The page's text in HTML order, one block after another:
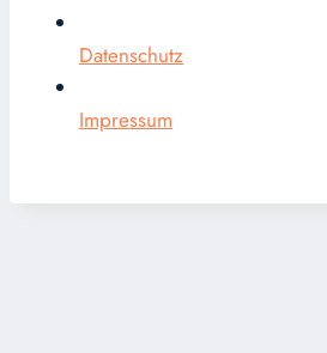
Datenschutz
Impressum